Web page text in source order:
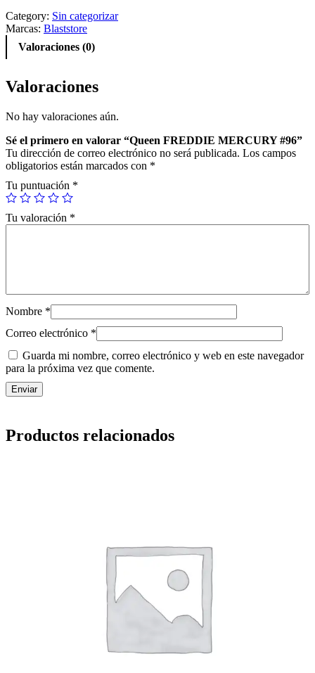
Category: Sin categorizar
Marcas: Blaststore
Valoraciones (0)
Valoraciones
No hay valoraciones aún.
Sé el primero en valorar “Queen FREDDIE MERCURY #96”
Tu dirección de correo electrónico no será publicada. Los campos
obligatorios están marcados con *
Tu puntuación *
Tu valoración *
Nombre *
Correo electrónico *
Guarda mi nombre, correo electrónico y web en este navegador
para la próxima vez que comente.
Productos relacionados